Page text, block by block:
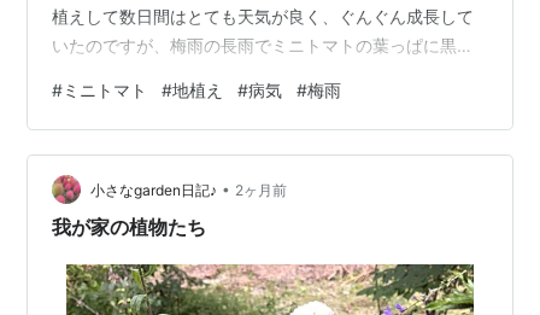
植えして数日間はとても天気が良く、ぐんぐん成長して
いたのですが、梅雨の長雨でミニトマトの葉っぱに黒い
｀) 調べたところ、病気だと新芽にも黒い斑点が移り成長
が止まるそうですが、今のところ新芽は無事できれいだ
し、成長も止まることなく大きくなっている…これって
病気？？ どうやら、急激な気温変化で生理障害として、
黒い斑点が下葉に出ることがあるそうで、その場合は成
#ミニトマト #地植え #病気 #梅雨
小さなgarden日記♪ • 2ヶ月前
我が家の植物たち